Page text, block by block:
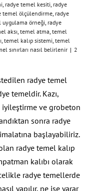
, radye temel kesiti, radye
temel ölçülendirme, radye
uygulama örneği, radye
aksı, temel atma, temel
, temel kalıp sistemi, temel
sınırları nasıl belirlenir | 2
radye temel
temeldir. Kazı,
ve grobeton
sonra radye
başlayabiliriz.
radye temel kalıp
kalıbı olarak
radye temellerde
yapılır, ne işe yarar